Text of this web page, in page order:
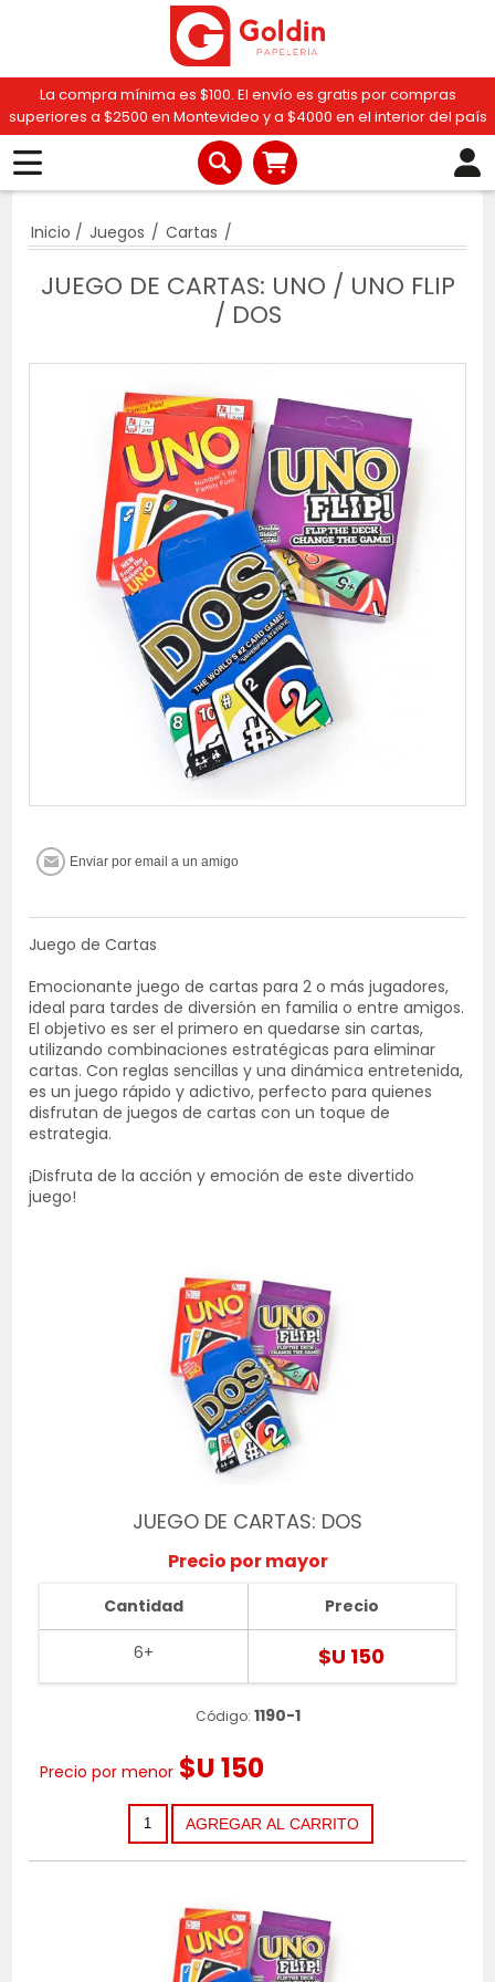
La compra mínima es $100. El envío es gratis por compras
superiores a $2500 en Montevideo y a $4000 en el interior del país
Inicio / Juegos / Cartas /
JUEGO DE CARTAS: UNO / UNO FLIP
/ DOS
Juego de Cartas
Emocionante juego de cartas para 2 o más jugadores,
ideal para tardes de diversión en familia o entre amigos.
El objetivo es ser el primero en quedarse sin cartas,
utilizando combinaciones estratégicas para eliminar
cartas. Con reglas sencillas y una dinámica entretenida,
es un juego rápido y adictivo, perfecto para quienes
disfrutan de juegos de cartas con un toque de
estrategia.
¡Disfruta de la acción y emoción de este divertido
juego!
JUEGO DE CARTAS: DOS
Precio por mayor
Cantidad
6+
Precio
$U 150
Código: 1190-1
Precio por menor $U 150